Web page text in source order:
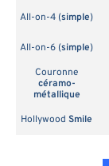
All-on-4 (simple)
All-on-6 (simple)
Couronne
céramo-
métallique
Hollywood Smile